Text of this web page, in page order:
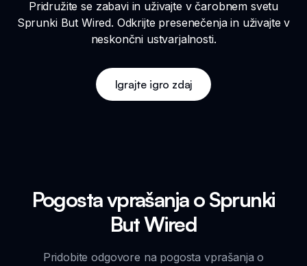
Pridružite se zabavi in uživajte v čarobnem svetu
Sprunki But Wired. Odkrijte presenečenja in uživajte v
neskončni ustvarjalnosti.
Igrajte igro zdaj
Pogosta vprašanja o Sprunki
But Wired
Pridobite odgovore na pogosta vprašanja o